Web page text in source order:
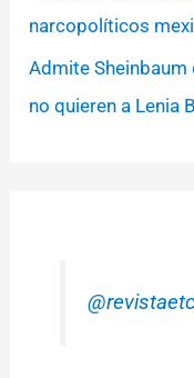
narcopolíticos
Admite
no quieren a Lenia